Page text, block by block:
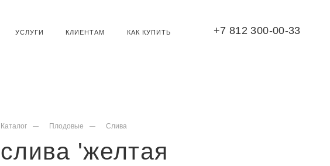
УСЛУГИ КЛИЕНТАМ КАК КУПИТЬ +7 812 300-00-33
Каталог Плодовые Слива
слива 'желтая